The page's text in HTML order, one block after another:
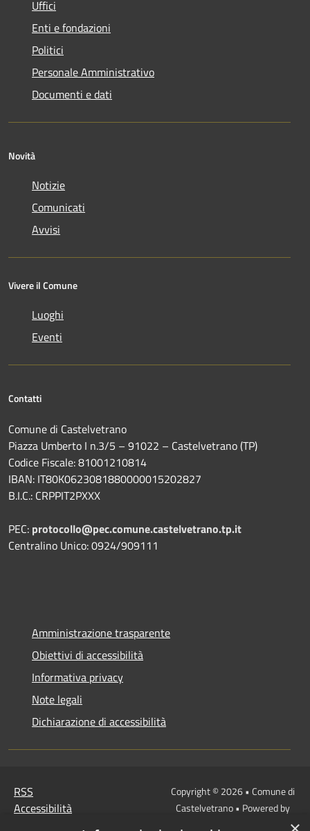
Uffici
Enti e fondazioni
Politici
Personale Amministrativo
Documenti e dati
Novità
Notizie
Comunicati
Avvisi
Vivere il Comune
Luoghi
Eventi
Contatti
Comune di Castelvetrano
Piazza Umberto I n.3/5 – 91022 – Castelvetrano (TP)
Codice Fiscale: 81001210814
IBAN: IT80K0623081880000015202827
B.I.C.: CRPPIT2PXXX
PEC: protocollo@pec.comune.castelvetrano.tp.it
Centralino Unico: 0924/909111
Amministrazione trasparente
Obiettivi di accessibilità
Informativa privacy
Note legali
Dichiarazione di accessibilità
RSS
Accessibilità
Copyright © 2026 • Comune di
Castelvetrano • Powered by